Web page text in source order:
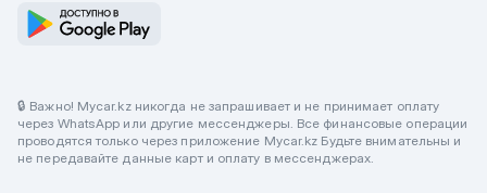
🔒 Важно! Mycar.kz никогда не запрашивает и не принимает оплату
через WhatsApp или другие мессенджеры. Все финансовые операции
проводятся только через приложение Mycar.kz Будьте внимательны и
не передавайте данные карт и оплату в мессенджерах.